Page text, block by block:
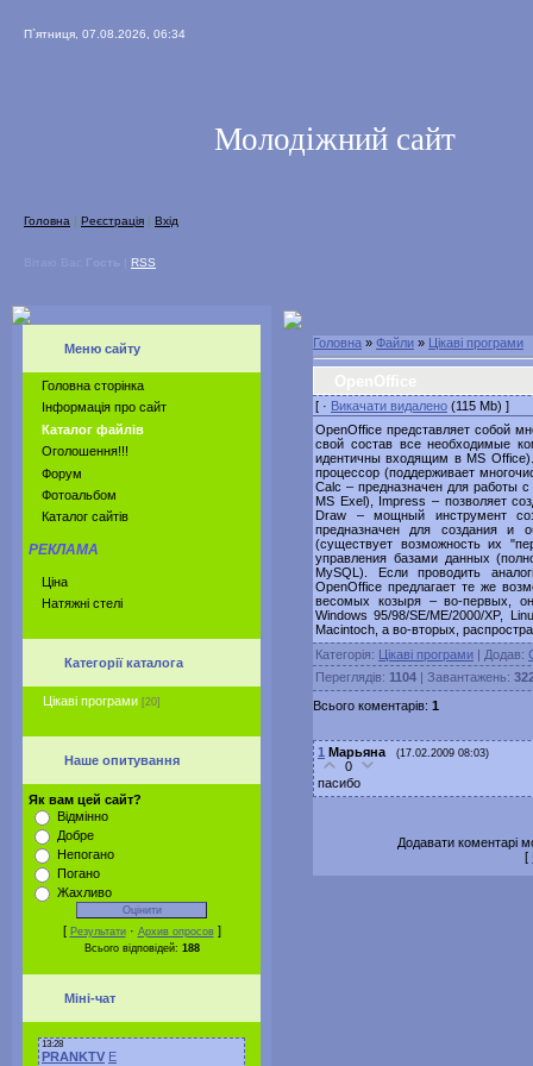
П`ятниця, 07.08.2026, 06:34
Молодіжний сайт
Головна | Реєстрація | Вхід
RSS
Меню сайту
Головна сторінка
Інформація про сайт
Каталог файлів
Оголошення!!!
Форум
Фотоальбом
Каталог сайтів
РЕКЛАМА
Ціна
Натяжні стелі
Категорії каталога
Цікаві програми [20]
Наше опитування
Як вам цей сайт?
Відмінно
Добре
Непогано
Погано
Жахливо
[ Результати· Архив опросов]
Всього відповідей: 188
Міні-чат
Головна » Файли » Цікаві програми
[ · Викачати видалено (115 Mb) ]
OpenOffice представляет собой
свой состав все необходимые
идентичны входящим в MS
процессор (поддерживает
Calc – предназначен для работы
MS Exel), Impress – позволяет
Draw – мощный инструмент
предназначен для создания и
(существует возможность их
управления базами данных
MySQL). Если проводить
OpenOffice предлагает те же
весомых козыря – во-первых,
Windows 95/98/SE/ME/2000/XP,
Macintoch, а во-вторых,
Категорія: Цікаві програми | Додав:
Переглядів: 1104 | Завантажень:
Всього коментарів: 1
1 Марьяна (17.02.2009 08:03)
0
пасибо
Додавати коментарі
[